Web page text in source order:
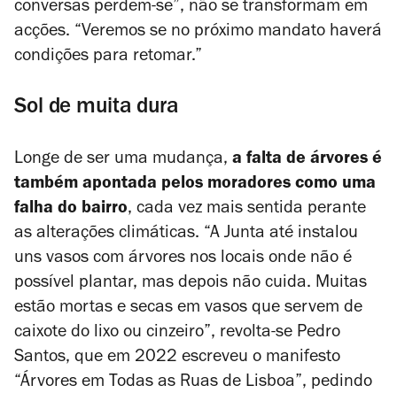
conversas perdem-se”, não se transformam em
acções. “Veremos se no próximo mandato haverá
condições para retomar.”
Sol de muita dura
Longe de ser uma mudança, a falta de árvores é
também apontada pelos moradores como uma
falha do bairro, cada vez mais sentida perante
as alterações climáticas. “A Junta até instalou
uns vasos com árvores nos locais onde não é
possível plantar, mas depois não cuida. Muitas
estão mortas e secas em vasos que servem de
caixote do lixo ou cinzeiro”, revolta-se Pedro
Santos, que em 2022 escreveu o manifesto
“Árvores em Todas as Ruas de Lisboa”, pedindo